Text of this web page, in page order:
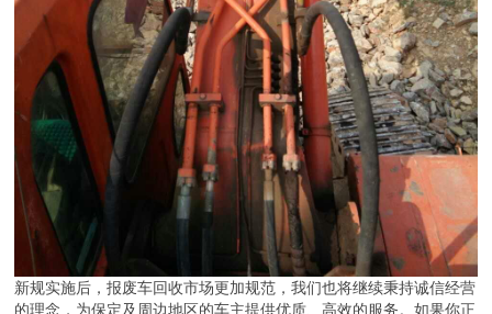
新规实施后，报废车回收市场更加规范，我们也将继续秉持诚信经营
的理念，为保定及周边地区的车主提供优质、高效的服务。如果你正